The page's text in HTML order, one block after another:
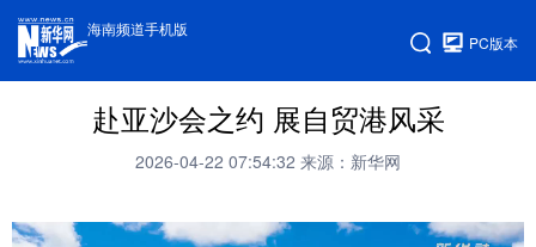
海南频道手机版
PC版本
赴亚沙会之约 展自贸港风采
2026-04-22 07:54:32 来源：新华网